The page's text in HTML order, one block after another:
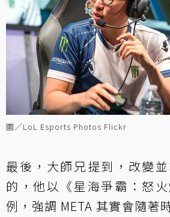
圖／LoL Esports Photos Flickr
最後，大師兄提到，改變
的，他以《星海爭霸：怒
例，強調 META 其實會隨著